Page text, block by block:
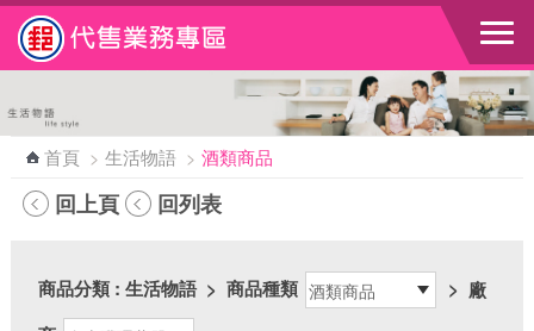
跳到主要內容區塊
首頁 > 生活物語 > 酒類商品
回上頁 回列表
商品分類: 生活物語 > 商品種類 > 廠